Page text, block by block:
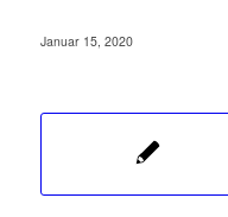
Januar 15, 2020